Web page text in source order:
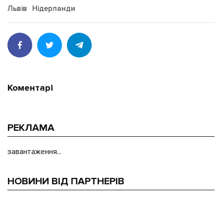
Львів Нідерланди
Коментарі
РЕКЛАМА
завантаження...
НОВИНИ ВІД ПАРТНЕРІВ